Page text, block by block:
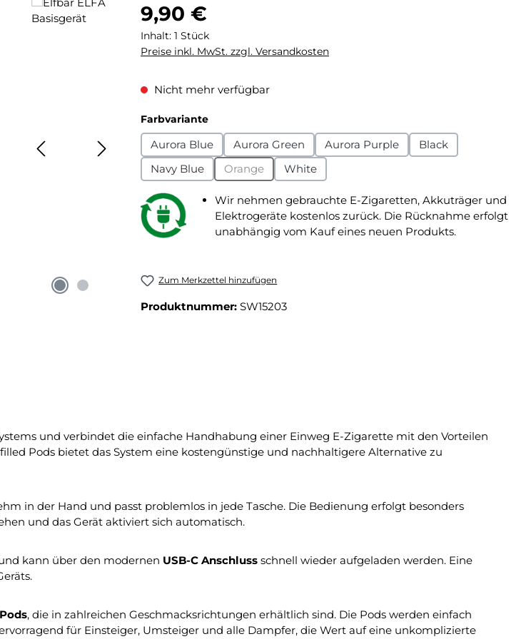
Regulärer Preis:
9,90 €
Inhalt: 1 Stück
Preise inkl. MwSt. zzgl. Versandkosten
Nicht mehr verfügbar
Farbvarianteauswählen
Aurora Blue Aurora Green Aurora Purple
Black
Navy Blue
Orange
(Diese Option ist zurzeit nicht verfügbar.)
White
Wir nehmen gebrauchte E-Zigaretten, Akkuträger und
Elektrogeräte kostenlos zurück. Die Rücknahme erfolgt
unabhängig vom Kauf eines neuen Produkts.
Zum Merkzettel hinzufügen
Produktnummer: SW15203
und verbindet die einfache Handhabung einer Einweg E-Zigarette mit den Vorteilen
Pods bietet das System eine kostengünstige und nachhaltigere Alternative zu
in der Hand und passt problemlos in jede Tasche. Die Bedienung erfolgt besonders
und das Gerät aktiviert sich automatisch.
kann über den modernen USB-C Anschluss schnell wieder aufgeladen werden. Eine
, die in zahlreichen Geschmacksrichtungen erhältlich sind. Die Pods werden einfach
für Einsteiger, Umsteiger und alle Dampfer, die Wert auf eine unkomplizierte